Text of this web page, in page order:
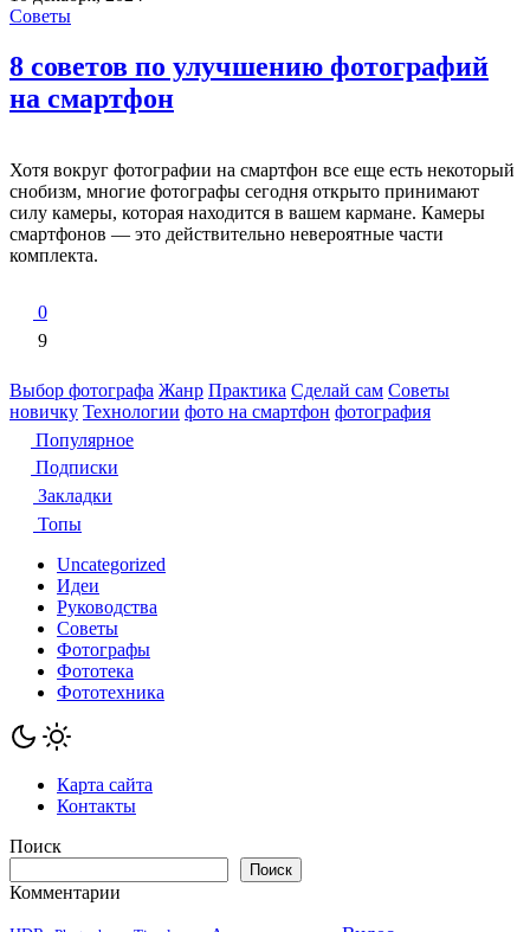
Советы
8 советов по улучшению фотографий
на смартфон
Хотя вокруг фотографии на смартфон все еще есть некоторый
снобизм, многие фотографы сегодня открыто принимают
силу камеры, которая находится в вашем кармане. Камеры
смартфонов — это действительно невероятные части
комплекта.
0
9
Выбор фотографа Жанр Практика Сделай сам Советы
новичку Технологии фото на смартфон фотография
Популярное
Подписки
Закладки
Топы
Uncategorized
Идеи
Руководства
Советы
Фотографы
Фототека
Фототехника
Карта сайта
Контакты
Поиск
Поиск
Комментарии